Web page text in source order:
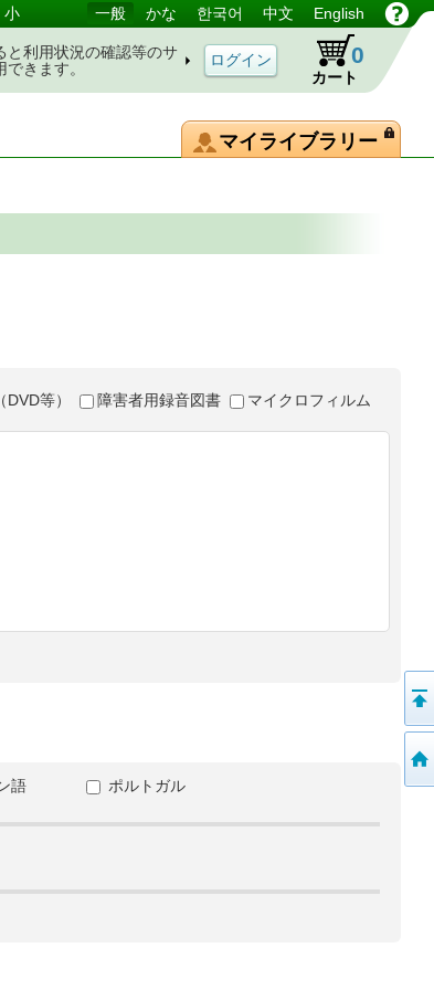
小 一般 かな 한국어 中文 English
と利用状況の確認等のサ
きます。
カート
0
マイライブラリー
等） 障害者用録音図書 マイクロフィルム
語
ポルトガル